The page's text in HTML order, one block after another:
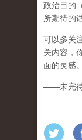
政治目的
所期待的
可以多关
关内容，
面的灵感。
——未完